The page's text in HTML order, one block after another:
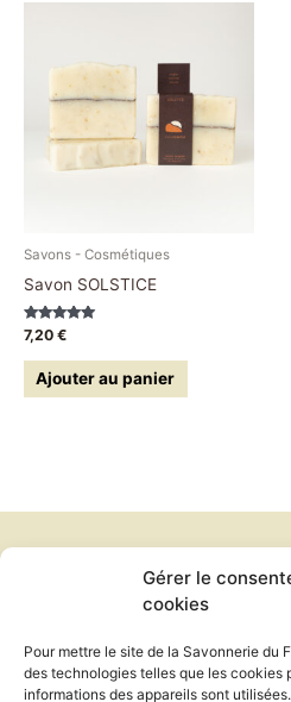
Gérer le
cookies
Pour mettre le site de la Savonnerie du
des technologies telles que les cookies
informations des appareils sont utilisées.
Savons - Cosmétiques
Savon SOLSTICE
Note
5.00
sur 5
7,20 €
Ajouter au panier
Conditions
Politique de
Mentions